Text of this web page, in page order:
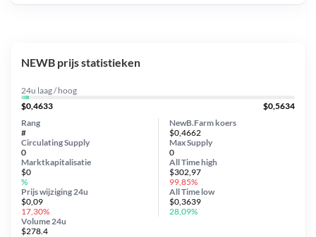
NEWB prijs statistieken
24u laag / hoog
$0,4633
$0,5634
NewB.Farm koers
$0,4662
Circulating Supply
0
Prijs wijziging 24u
$0,09
17,30%
Max Supply
0
Marktkapitalisatie
$0
%
Volume 24u
$278.4
Rang
#
All Timehigh
$302,97
99,85%
All Time low
$0,3639
28,09%